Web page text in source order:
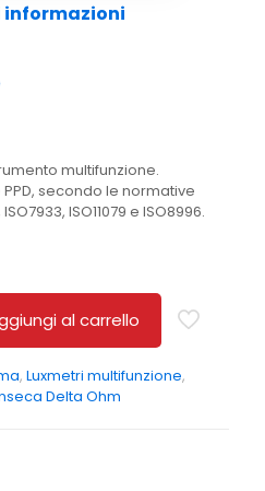
informazioni
multifunzione.
secondo le normative
ISO11079 e ISO8996.
al carrello
, Luxmetri multifunzione,
Delta Ohm